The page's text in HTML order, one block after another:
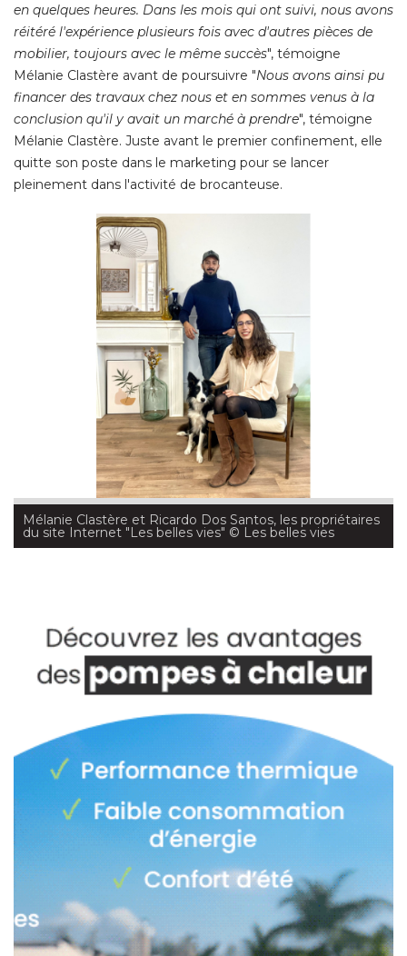
en quelques heures. Dans les mois qui ont suivi, nous avons
réitéré l'expérience plusieurs fois avec d'autres pièces de
mobilier, toujours avec le même succès", témoigne
Mélanie Clastère avant de poursuivre "Nous avons ainsi pu
financer des travaux chez nous et en sommes venus à la
conclusion qu'il y avait un marché à prendre", témoigne
Mélanie Clastère. Juste avant le premier confinement, elle
quitte son poste dans le marketing pour se lancer
pleinement dans l'activité de brocanteuse.
Mélanie Clastère et Ricardo Dos Santos, les propriétaires
du site Internet "Les belles vies" © Les belles vies